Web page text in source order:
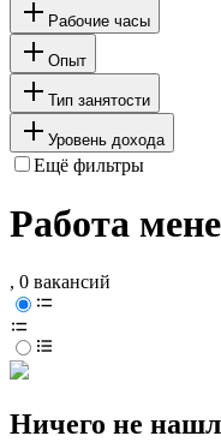
Рабочие часы
Опыт
Тип занятости
Уровень дохода
Ещё фильтры
Работа
, 0 вакансий
Ничего не